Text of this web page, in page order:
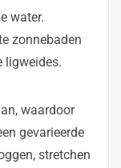
water.
zonnebaden
ligweides.
waardoor
gevarieerde
stretchen